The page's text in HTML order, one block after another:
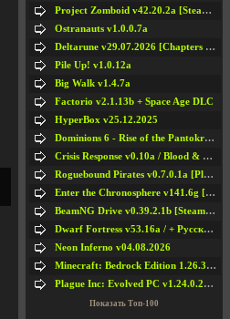
Project Zomboid v42.20.2a [Steam Early Access]
Ostranauts v1.0.0.7a
Deltarune v29.07.2026 [Chapters 1-5] / + RUS [Chapters 1-5]
Pile Up! v1.0.12a
Big Walk v1.4.7a
Factorio v2.1.13b + Space Age DLC
HyperBox v25.12.2025
Dominions 6 - Rise of the Pantokrator v6.35a
Crisis Response v0.10a / Blood & Bullet
Roguebound Pirates v0.7.0.1a [Playtest]
Enter the Chronosphere v141.6g [Steam Early Access]
BeamNG Drive v0.39.2.1b [Steam Early Access]
Dwarf Fortress v53.16a / + Русская Версия v50.12a
Neon Inferno v04.08.2026
Minecraft: Bedrock Edition 1.26.33.1a / + TLauncher v2.89
Plague Inc: Evolved PC v1.24.0.2a + All DLCs
Показать Топ-100